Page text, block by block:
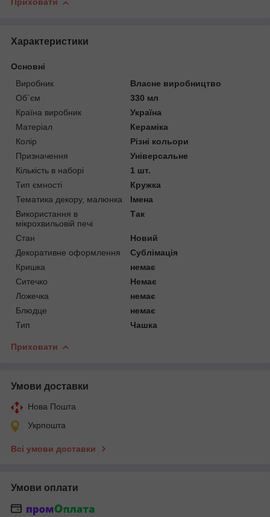
Приховати
Характеристики
Основні
Виробник
Власне виробництво
Об`єм
330 мл
Країна виробник
Україна
Матеріал
Кераміка
Колір
Різні кольори
Призначення
Універсальне
Кількість в наборі
1 шт.
Тип ємності
Кружка
Тематика декору, малюнка
Імена
Використання в
мікрохвильовій печі
Так
Стан
Новий
Декоративне оформлення
Сублімація
Кришка
немає
Ситечко
Немає
Ложечка
немає
Блюдце
немає
Тип
Чашка
Приховати
Умови доставки
Нова Пошта
Укрпошта
Всі умови доставки
Умови оплати